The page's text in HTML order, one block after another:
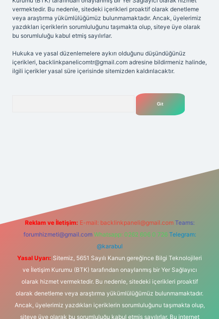
vermektedir. Bu nedenle, sitedeki içerikleri proaktif olarak denetleme
veya araştırma yükümlülüğümüz bulunmamaktadır. Ancak, üyelerimiz
yazdıkları içeriklerin sorumluluğunu taşımakta olup, siteye üye olarak
bu sorumluluğu kabul etmiş sayılırlar.
Hukuka ve yasal düzenlemelere aykırı olduğunu düşündüğünüz
içerikleri, backlinkpanelicomtr@gmail.com adresine bildirmeniz halinde,
ilgili içerikler yasal süre içerisinde sitemizden kaldırılacaktır.
Reklam ve İletişim: E-mail: backlinkpaneli@gmail.com Teams:
forumhizmeti@gmail.com Whatsapp: 0262 606 0 726 Telegram:
@karabul
Yasal Uyarı: Sitemiz, 5651 Sayılı Kanun gereğince Bilgi Teknolojileri
ve İletişim Kurumu (BTK) tarafından onaylanmış bir Yer Sağlayıcı
olarak hizmet vermektedir. Bu nedenle, sitedeki içerikleri proaktif
olarak denetleme veya araştırma yükümlülüğümüz bulunmamaktadır.
Ancak, üyelerimiz yazdıkları içeriklerin sorumluluğunu taşımakta olup,
siteye üye olarak bu sorumluluğu kabul etmiş sayılırlar. Bu internet